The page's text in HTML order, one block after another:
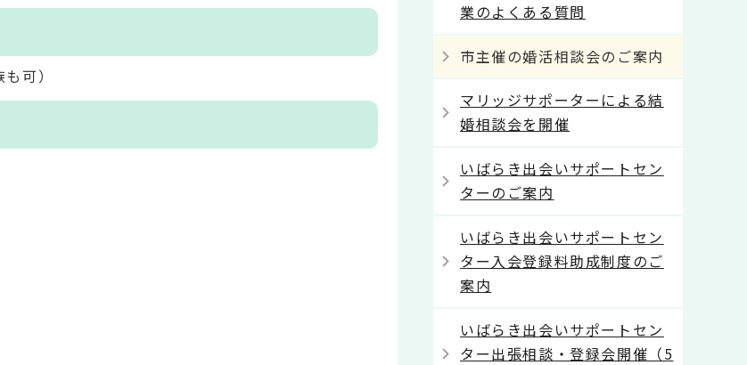
可）
業のよくある質問
市主催の婚活相談会のご案内
マリッジサポーターによる結
婚相談会を開催
いばらき出会いサポートセン
ターのご案内
いばらき出会いサポートセン
ター入会登録料助成制度のご
案内
いばらき出会いサポートセン
ター出張相談・登録会開催（5